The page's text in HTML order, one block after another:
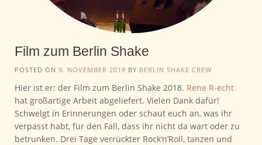
Film zum Berlin Shake
POSTED ON 9. NOVEMBER 2018 BY BERLIN SHAKE CREW
Hier ist er: der Film zum Berlin Shake 2018. Rene R-echt
hat großartige Arbeit abgeliefert. Vielen Dank dafür!
Schwelgt in Erinnerungen oder schaut euch an, was ihr
verpasst habt, für den Fall, dass ihr nicht da wart oder zu
betrunken. Drei Tage verrückter Rock‘n‘Roll, tanzen und